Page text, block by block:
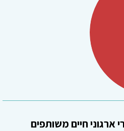
ארגוני חיים משותפים